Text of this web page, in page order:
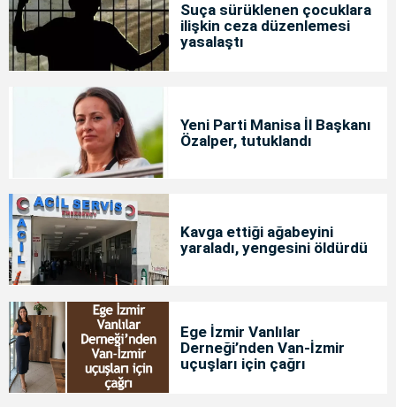
Suça sürüklenen çocuklara
ilişkin ceza düzenlemesi
yasalaştı
Yeni Parti Manisa İl Başkanı
Özalper, tutuklandı
Kavga ettiği ağabeyini
yaraladı, yengesini öldürdü
Ege İzmir Vanlılar
Derneği’nden Van-İzmir
uçuşları için çağrı